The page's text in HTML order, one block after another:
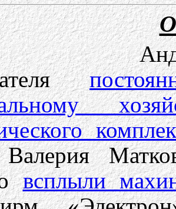
Валерия
всплыли